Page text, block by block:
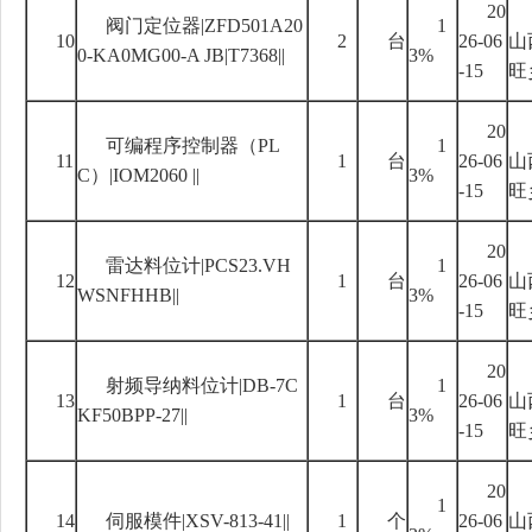
10
阀门定位器|ZFD501A20
0-KA0MG00-A JB|T7368||
2 台
1
3%
20
26-06
-15
山
旺
11
可编程序控制器（PL
C） |IOM2060 ||
1 台
1
3%
20
26-06
-15
山
旺
12
雷达料位计|PCS23.VH
WSNFHHB||
1 台
1
3%
20
26-06
-15
山
旺
13
射频导纳料位计|DB-7C
KF50BPP-27||
1 台
1
3%
20
26-06
-15
山
旺
14 伺服模件|XSV-813-41|| 1 个
1
20
26-06 山